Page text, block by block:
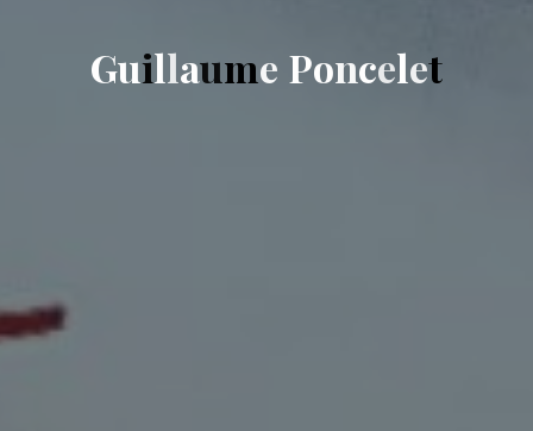
Guillaume Poncelet